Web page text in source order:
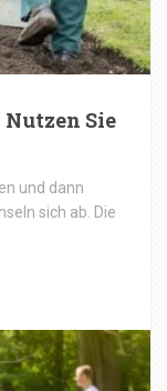
Nutzen Sie
und dann
sich ab. Die